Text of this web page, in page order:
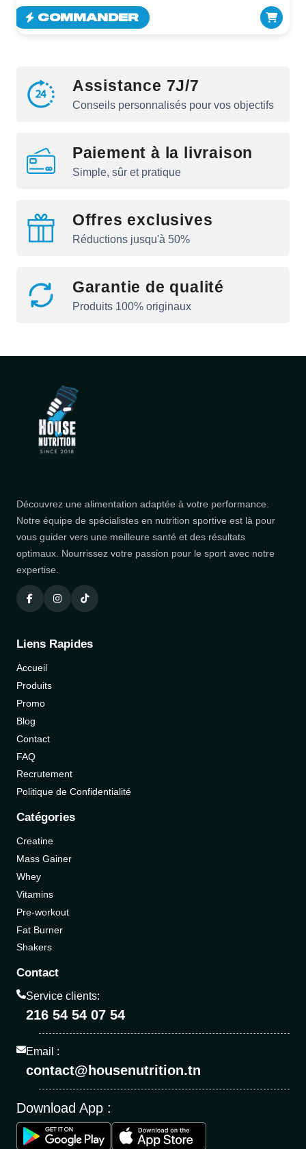
COMMANDER
Assistance 7J/7
Conseils personnalisés pour vos objectifs
Paiement à la livraison
Simple, sûr et pratique
Offres exclusives
Réductions jusqu'à 50%
Garantie de qualité
Produits 100% originaux
Découvrez une alimentation adaptée à votre performance.
Notre équipe de spécialistes en nutrition sportive est là pour
vous guider vers une meilleure santé et des résultats
optimaux. Nourrissez votre passion pour le sport avec notre
expertise.
Liens Rapides
Accueil
Produits
Promo
Blog
Contact
FAQ
Recrutement
Politique de Confidentialité
Catégories
Creatine
Mass Gainer
Whey
Vitamins
Pre-workout
Fat Burner
Shakers
Contact
Service clients:
216 54 54 07 54
Email :
contact@housenutrition.tn
Download App :